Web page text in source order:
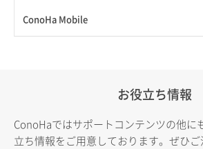
ConoHa Mobile
お役立ち情報
ConoHaではサポートコンテンツの他に
立ち情報をご用意しております。ぜひご